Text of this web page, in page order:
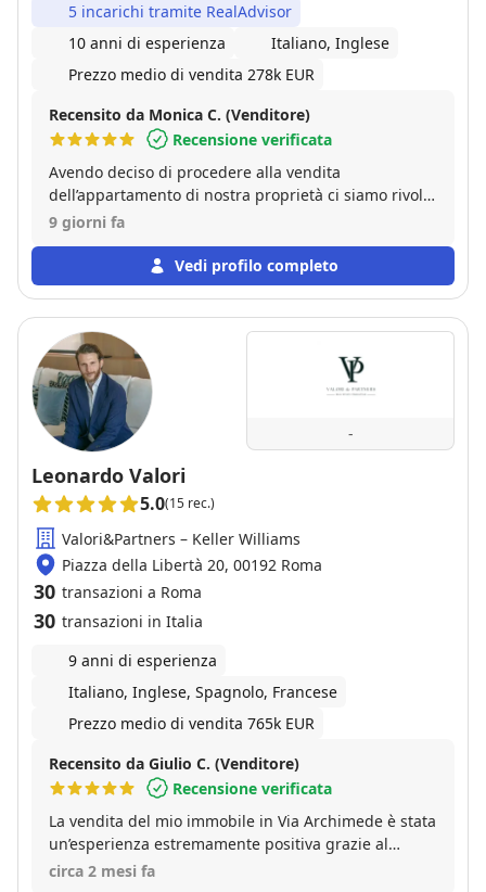
5 incarichi tramite RealAdvisor
10 anni di esperienza
Italiano, Inglese
Prezzo medio di vendita 278k EUR
Recensito da Monica C. (Venditore)
Recensione verificata
Avendo deciso di procedere alla vendita
dell’appartamento di nostra proprietà ci siamo rivolte
con serenità e fiducia al marchio Gabetti, noto per
compravendita di immobili. Sin dai primi passaggi
che caratterizzano di norma le procedure di vendita,
per mano dal personale - nello specifico dell’Agenzia
Roma Montagnola, Ilaria, Edoardo e Luca, che ci
hanno affiancate e seguite, mostrando grande
professionalità, umanità e cordialità, rispondendo
con grande cortesia e competenza ai nostri quesiti e
con i quali si è via via instaurato un rapporto di
grande fiducia. Avendo di recente condotto a
termine le procedure di vendita, non possiamo fare
altro che confermare il nostro convinto
ringraziamento ed esprimere la nostra gratitudine
per il supporto ricevuto, non solo dal punto di vista
della professionalità e della competenza ma anche
sotto il profilo umano, altrettanto importante in
questo contesto. Ed è per questo che invitiamo chi
avrà modo di leggere queste righe ad affidarsi senza
alcun timore o dubbio alla Gabetti, Agenzia Roma
Montagnola, per qualunque esigenza, richiesta,
consiglio in materia di compravendita immobiliare.
9 giorni fa
Vedi profilo completo
-
Leonardo Valori
5.0(15 rec.)
Valori&Partners – Keller Williams
Piazza della Libertà 20, 00192 Roma
30 transazioni a Roma
30 transazioni in Italia
9 anni di esperienza
Italiano, Inglese, Spagnolo, Francese
Prezzo medio di vendita 765k EUR
Recensito da Giulio C. (Venditore)
Recensione verificata
La vendita del mio immobile in Via Archimede è stata
un’esperienza estremamente positiva grazie al
supporto di Leonardo Valori e del suo team. Fin dal
circa 2 mesi fa